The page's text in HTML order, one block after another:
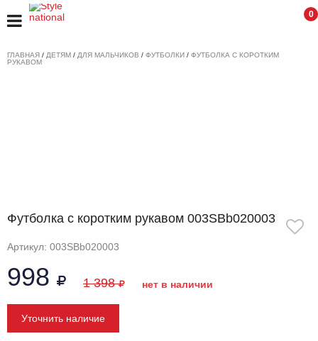
0
ГЛАВНАЯ / ДЕТЯМ / ДЛЯ МАЛЬЧИКОВ / ФУТБОЛКИ / ФУТБОЛКА С КОРОТКИМ
РУКАВОМ
Футболка с коротким рукавом 003SBb020003
Артикул: 003SBb020003
998 1 398 нет в наличии
Уточнить наличие